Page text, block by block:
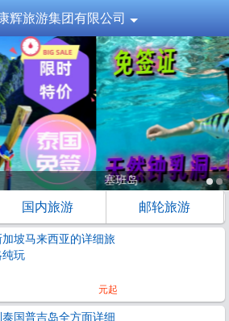
辉旅游集团有限公司
国内旅游 邮轮旅游
坡马来西亚的详细旅
纯玩
元起
国普吉岛全方面详细